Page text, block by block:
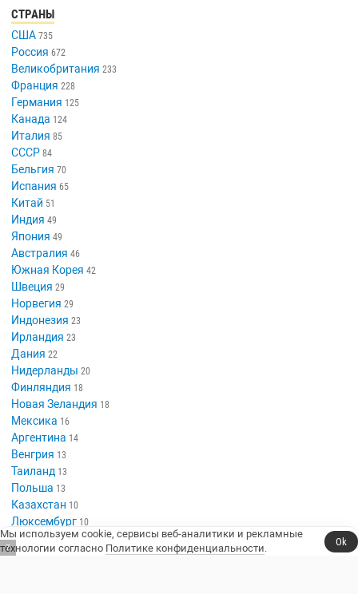
СТРАНЫ
США 735
Россия 672
Великобритания 233
Франция 228
Германия 125
Канада 124
Италия 85
СССР 84
Бельгия 70
Испания 65
Китай 51
Индия 49
Япония 49
Австралия 46
Южная Корея 42
Швеция 29
Норвегия 29
Индонезия 23
Ирландия 23
Дания 22
Нидерланды 20
Финляндия 18
Новая Зеландия 18
Мексика 16
Аргентина 14
Венгрия 13
Таиланд 13
Польша 13
Казахстан 10
Люксембург 10
Мы используем cookie, сервисы веб-аналитики и рекламные
технологии согласно Политике конфиденциальности.
Ok
6